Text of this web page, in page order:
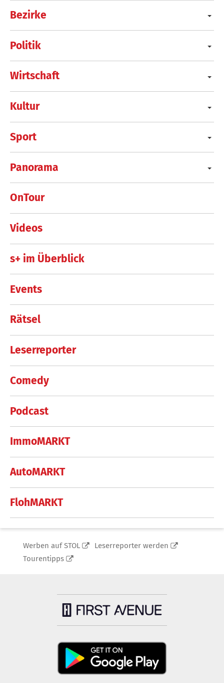
Bezirke
Politik
Wirtschaft
Kultur
Sport
Panorama
OnTour
Videos
s+ im Überblick
Events
Rätsel
Leserreporter
Comedy
Podcast
ImmoMARKT
AutoMARKT
FlohMARKT
Werben auf STOL
Leserreporter werden
Tourentipps